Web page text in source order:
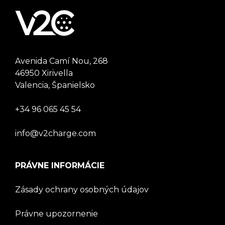
Avenida Camí Nou, 268
46950 Xirivella
Valencia, Španielsko
+34 96 065 45 54
info@v2charge.com
PRÁVNE INFORMÁCIE
Zásady ochrany osobných údajov
Právne upozornenie